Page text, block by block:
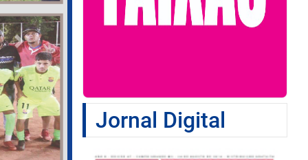
Next
Jornal Digital